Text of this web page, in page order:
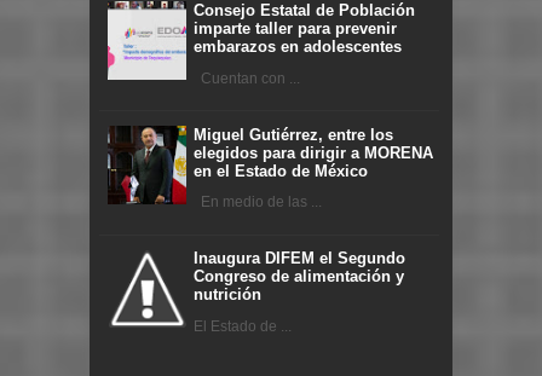
Consejo Estatal de Población
imparte taller para prevenir
embarazos en adolescentes
Cuentan con ...
Miguel Gutiérrez, entre los
elegidos para dirigir a MORENA
en el Estado de México
En medio de las ...
Inaugura DIFEM el Segundo
Congreso de alimentación y
nutrición
El Estado de ...